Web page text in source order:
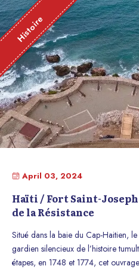
Histoire
April 03, 2024
Haïti / Fort Saint-
de la Résistance
Situé dans la baie du Cap-Haitien, le
gardien silencieux de l’histoire
étapes, en 1748 et 1774, cet